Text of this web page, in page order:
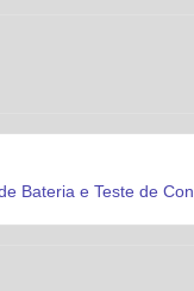
Bateria e Teste de